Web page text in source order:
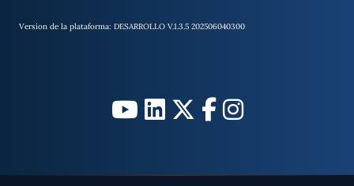
Version de la plataforma: DESARROLLO V.1.3.5 202506040300